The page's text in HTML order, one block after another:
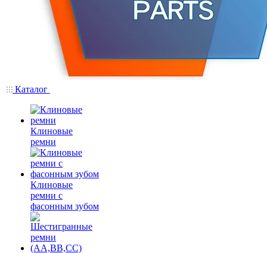
Каталог
Клиновые
ремни
Клиновые
ремни с
фасонным зубом